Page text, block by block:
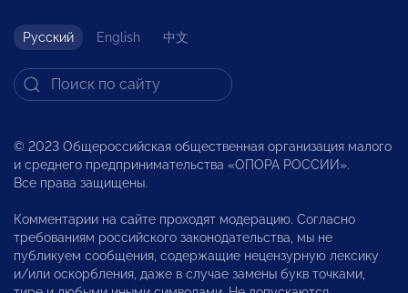
Русский English 中文
© 2023 Общероссийская общественная организация малого
и среднего предпринимательства «ОПОРА РОССИИ».
Все права защищены.
Комментарии на сайте проходят модерацию. Согласно
требованиям российского законодательства, мы не
публикуем сообщения, содержащие нецензурную лексику
и/или оскорбления, даже в случае замены букв точками,